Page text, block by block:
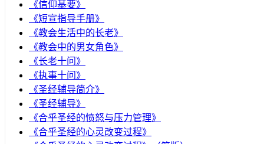
《信仰基要》
《短宣指导手册》
《教会生活中的长老》
《教会中的男女角色》
《长老十问》
《执事十问》
《圣经辅导简介》
《圣经辅导》
​《合乎圣经的愤怒与压力管理》
《合乎圣经的心灵改变过程》